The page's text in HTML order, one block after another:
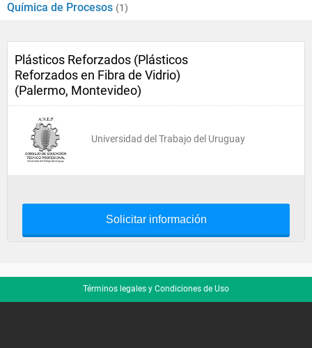
Química de Procesos (1)
Plásticos Reforzados (Plásticos
Reforzados en Fibra de Vidrio)
(Palermo, Montevideo)
Universidad del Trabajo del Uruguay
Solicitar información
Términos legales y Condiciones de Uso